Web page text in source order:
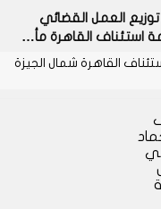
العمل القضائي
استئناف القاهرة مأ…
القاهرة شمال الجيزة